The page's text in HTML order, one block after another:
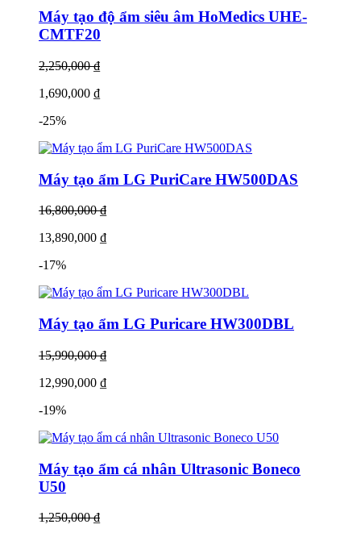
Máy tạo độ ẩm siêu âm HoMedics UHE-
CMTF20
2,250,000 ₫
1,690,000 ₫
-25%
Máy tạo ẩm LG PuriCare HW500DAS
16,800,000 ₫
13,890,000 ₫
-17%
Máy tạo ẩm LG Puricare HW300DBL
15,990,000 ₫
12,990,000 ₫
-19%
Máy tạo ẩm cá nhân Ultrasonic Boneco
U50
1,250,000 ₫